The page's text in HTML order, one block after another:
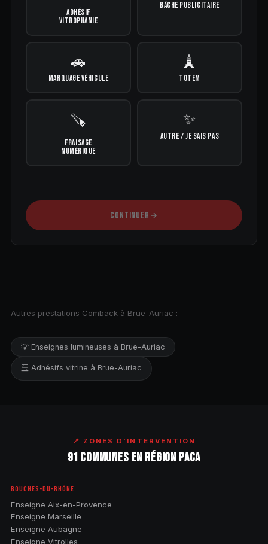
ADHÉSIF
VITROPHANIE
BÂCHE PUBLICITAIRE
🚗
MARQUAGE VÉHICULE
🗼
TOTEM
🪚
FRAISAGE
NUMÉRIQUE
✨
AUTRE / JE SAIS PAS
CONTINUER
Autres prestations Comback à Brue-Auriac :
💡 Enseignes lumineuses à Brue-Auriac
🪟 Adhésifs vitrine à Brue-Auriac
📍 ZONES D'INTERVENTION
91 COMMUNES EN RÉGION PACA
BOUCHES-DU-RHÔNE
Enseigne Aix-en-Provence
Enseigne Marseille
Enseigne Aubagne
Enseigne Vitrolles